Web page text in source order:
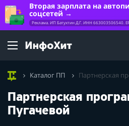
Вторая зарплата на
соцсетей
Реклама. ИП Батухтин Д.Г. ИНН 663003506540.
Каталог ПП Партнерская
Партнерская
Пугачевой